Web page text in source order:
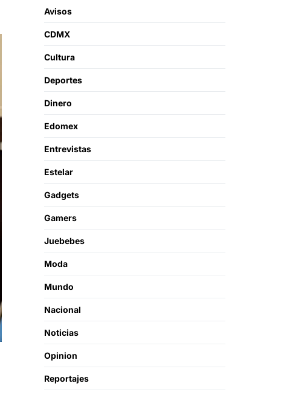
Avisos
CDMX
Cultura
Deportes
Dinero
Edomex
Entrevistas
Estelar
Gadgets
Gamers
Juebebes
Moda
Mundo
Nacional
Noticias
Opinion
Reportajes